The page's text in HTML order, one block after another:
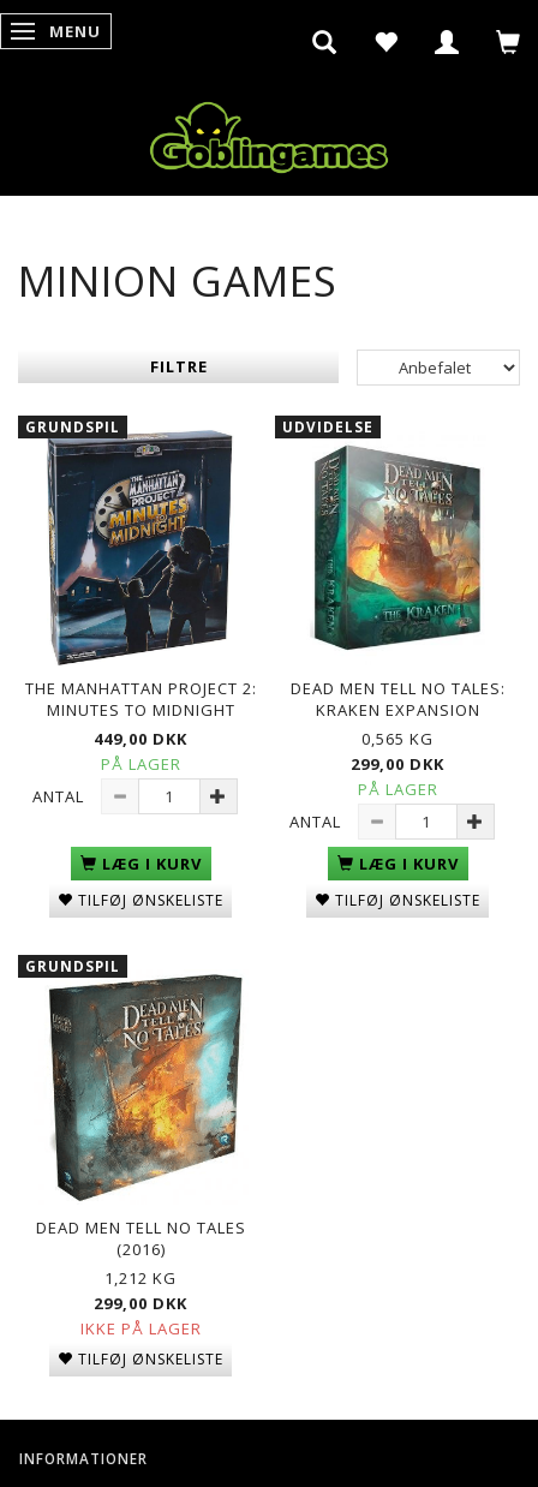
SKIFTE NAVIGATION
MENU
MINION GAMES
FILTRE
GRUNDSPIL
THE MANHATTAN PROJECT 2:
MINUTES TO MIDNIGHT
449,00 DKK
PÅ LAGER
ANTAL
LÆG I KURV
TILFØJ ØNSKELISTE
UDVIDELSE
DEAD MEN TELL NO TALES:
KRAKEN EXPANSION
0,565 KG
299,00 DKK
PÅ LAGER
ANTAL
LÆG I KURV
TILFØJ ØNSKELISTE
GRUNDSPIL
DEAD MEN TELL NO TALES
(2016)
1,212 KG
299,00 DKK
IKKE PÅ LAGER
TILFØJ ØNSKELISTE
INFORMATIONER